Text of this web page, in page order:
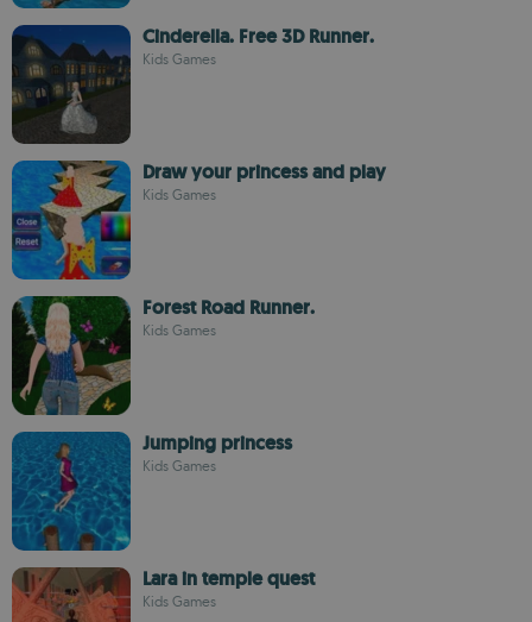
Cinderella. Free 3D Runner.
Kids Games
Draw your princess and play
Kids Games
Forest Road Runner.
Kids Games
Jumping princess
Kids Games
Lara in temple quest
Kids Games